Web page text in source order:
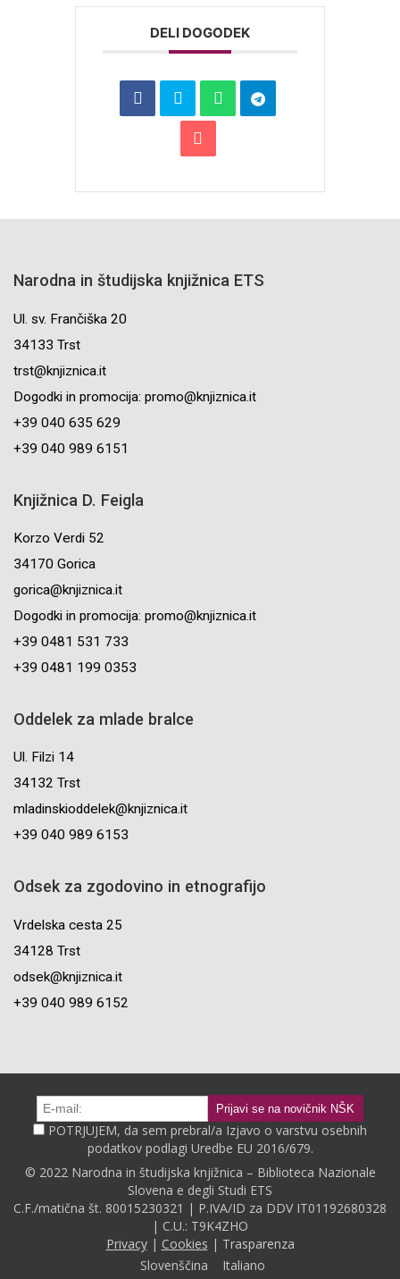
DELI DOGODEK
Narodna in študijska knjižnica ETS
Ul. sv. Frančiška 20
34133 Trst
trst@knjiznica.it
Dogodki in promocija: promo@knjiznica.it
+39 040 635 629
+39 040 989 6151
Knjižnica D. Feigla
Korzo Verdi 52
34170 Gorica
gorica@knjiznica.it
Dogodki in promocija: promo@knjiznica.it
+39 0481 531 733
+39 0481 199 0353
Oddelek za mlade bralce
Ul. Filzi 14
34132 Trst
mladinskioddelek@knjiznica.it
+39 040 989 6153
Odsek za zgodovino in etnografijo
Vrdelska cesta 25
34128 Trst
odsek@knjiznica.it
+39 040 989 6152
POTRJUJEM, da sem prebral/a Izjavo o varstvu osebnih
podatkov podlagi Uredbe EU 2016/679.
© 2022 Narodna in študijska knjižnica – Biblioteca Nazionale
Slovena e degli Studi ETS
C.F./matična št. 80015230321 | P.IVA/ID za DDV IT01192680328
| C.U.: T9K4ZHO
Privacy| Cookies | Trasparenza
Slovenščina
Italiano